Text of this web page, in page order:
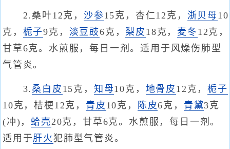
2.桑叶12克， 沙参15克，杏仁12克， 浙贝母 10
克， 栀子9克， 淡豆豉6克，梨皮 18克， 麦冬 12克，
甘草6克。水煎服，每日一剂。适用于风燥伤肺型
气管炎。
3. 桑白皮 15克， 知母10克， 地骨皮 12克，栀子
10克，桔梗12克， 青皮 10克， 陈皮6克， 青黛3克
(冲)，蛤壳20克，甘草6克。水煎服，每日一剂。
适用于肝火犯肺型气管炎。